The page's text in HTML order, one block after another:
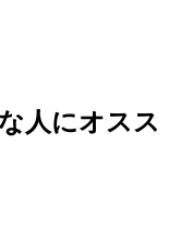
人にオスス